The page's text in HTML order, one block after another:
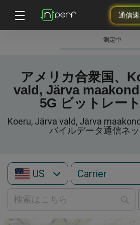
通信
測定中
アメリカ合衆国、
vald, Järva
5G ビットレー
Koeru, Järva vald, Järva
バイルデータ通信ネ
US